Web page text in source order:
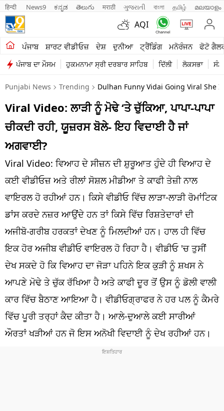
हिन्दी News9 ಕನ್ನಡ తెలుగు मराठी ગુજરાતી বাংলা தமிழ் മലയാളം
AQI
ਪੰਜਾਬ ਸ਼ਾਰਟ ਵੀਡੀਓਜ਼ ਦੇਸ਼ ਦੁਨੀਆ ਟ੍ਰੈਂਡਿੰਗ ਮਨੋਰੰਜਨ ਫੋਟੋ
ਪੰਜਾਬ ਦਾ ਮੌਸਮ ਹੁਕਮਨਾਮਾ ਸ੍ਰੀ ਦਰਬਾਰ ਸਾਹਿਬ ਦਿੱਲੀ ਲੋਕਸਭਾ
ਖੇਤੀਬਾੜੀ
ਸ਼ਾਰਟ ਵੀਡੀਓਜ਼
ਕਾਰੋਬਾਰ
ਕਰਿਅਰ
ਦੇਸ਼
ਲਾਈਫ ਸਟਾਈਲ
ਪੰਜਾਬ
ਧਰਮ
ਖੇਡਾਂ
ਟ੍ਰੈਂਡਿੰਗ
ਮੌਸਮ
Punjabi News Trending Dulhan Funny Vidai Going Viral She
Viral Video: ਲਾੜੀ ਨੂੰ ਮੋਢੇ ‘ਤੇ ਚੁੱਕਿਆ, ਪਾਪਾ-ਪਾਪਾ
ਚੀਕਦੀ ਰਹੀ, ਯੂਜ਼ਰਸ ਬੋਲੇ- ਇਹ ਵਿਦਾਈ ਹੈ ਜਾਂ
ਅਗਵਾਈ?
Viral Video: ਵਿਆਹ ਦੇ ਸੀਜ਼ਨ ਦੀ ਸ਼ੁਰੂਆਤ ਹੁੰਦੇ ਹੀ ਵਿਆਹ ਦੇ
ਕਈ ਵੀਡੀਓਜ਼ ਅਤੇ ਰੀਲਾਂ ਸੋਸ਼ਲ ਮੀਡੀਆ ਤੇ ਕਾਫੀ ਤੇਜ਼ੀ ਨਾਲ
ਵਾਇਰਲ ਹੋ ਰਹੀਆਂ ਹਨ। ਕਿਸੇ ਵੀਡੀਓ ਵਿੱਚ ਲਾੜਾ-ਲਾੜੀ ਰੋਮਾਂਟਿਕ
ਡਾਂਸ ਕਰਦੇ ਨਜ਼ਰ ਆਉਂਦੇ ਹਨ ਤਾਂ ਕਿਸੇ ਵਿੱਚ ਰਿਸ਼ਤੇਦਾਰਾਂ ਦੀ
ਅਜੀਬੋ-ਗਰੀਬ ਹਰਕਤਾਂ ਦੇਖਣ ਨੂੰ ਮਿਲਦੀਆਂ ਹਨ। ਹਾਲ ਹੀ ਵਿੱਚ
ਇਕ ਹੋਰ ਅਜੀਬ ਵੀਡੀਓ ਵਾਇਰਲ ਹੋ ਰਿਹਾ ਹੈ। ਵੀਡੀਓ 'ਚ ਤੁਸੀਂ
ਦੇਖ ਸਕਦੇ ਹੋ ਕਿ ਵਿਆਹ ਦਾ ਜੋੜਾ ਪਹਿਨੇ ਇਕ ਕੁੜੀ ਨੂੰ ਸ਼ਖਸ ਨੇ
ਆਪਣੇ ਮੋਢੇ ਤੇ ਚੁੱਕ ਰੱਖਿਆ ਹੈ ਅਤੇ ਕਾਫੀ ਦੂਰ ਤੋਂ ਉਸ ਨੂੰ ਡੋਲੀ ਵਾਲੀ
ਕਾਰ ਵਿੱਚ ਬੈਠਾਣ ਆਇਆ ਹੈ। ਵੀਡੀਓਗ੍ਰਾਫਰ ਨੇ ਹਰ ਪਲ ਨੂੰ ਕੈਮਰੇ
ਵਿੱਚ ਪੂਰੀ ਤਰ੍ਹਾਂ ਕੈਦ ਕੀਤਾ ਹੈ। ਆਲੇ-ਦੁਆਲੇ ਕਈ ਸਾਰੀਆਂ
ਔਰਤਾਂ ਖੜੀਆਂ ਹਨ ਜੋ ਇਸ ਅਨੋਖੀ ਵਿਦਾਈ ਨੂੰ ਦੇਖ ਰਹੀਆਂ ਹਨ।